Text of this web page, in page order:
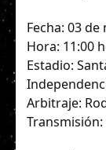
Fecha: 03
Hora: 11:00
Estadio:
Arbitraje: